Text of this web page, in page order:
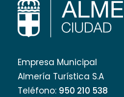
Empresa Municipal
Almería Turística S.A
Teléfono: 950 210 538